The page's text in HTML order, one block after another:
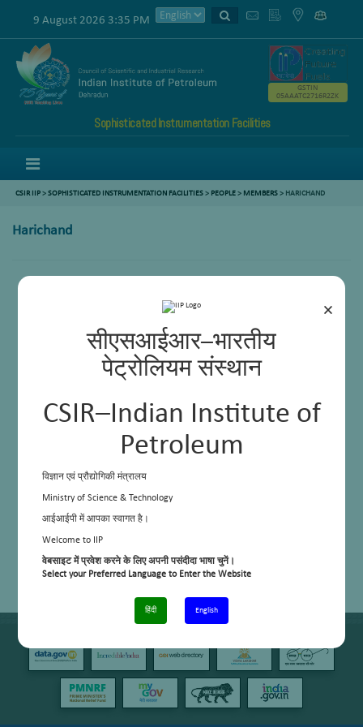
×
सीएसआईआर–भारतीय
पेट्रोलियम संस्थान
CSIR–Indian Institute of
Petroleum
विज्ञान एवं प्रौद्योगिकी मंत्रालय
Ministry of Science & Technology
आईआईपी में आपका स्वागत है।
Welcome to IIP
वेबसाइट में प्रवेश करने के लिए अपनी पसंदीदा भाषा चुनें।
Select your Preferred Language to Enter the Website
हिंदी English
9 August 2026 3:35 PM
Sophisticated Instrumentation Facilities
GSTIN
05AAATC2716R2ZK
CSIR IIP>SOPHISTICATED INSTRUMENTATION FACILITIES> PEOPLE> MEMBERS> HARICHAND
Harichand